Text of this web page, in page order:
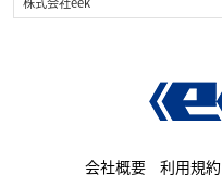
会社概要 利用規約